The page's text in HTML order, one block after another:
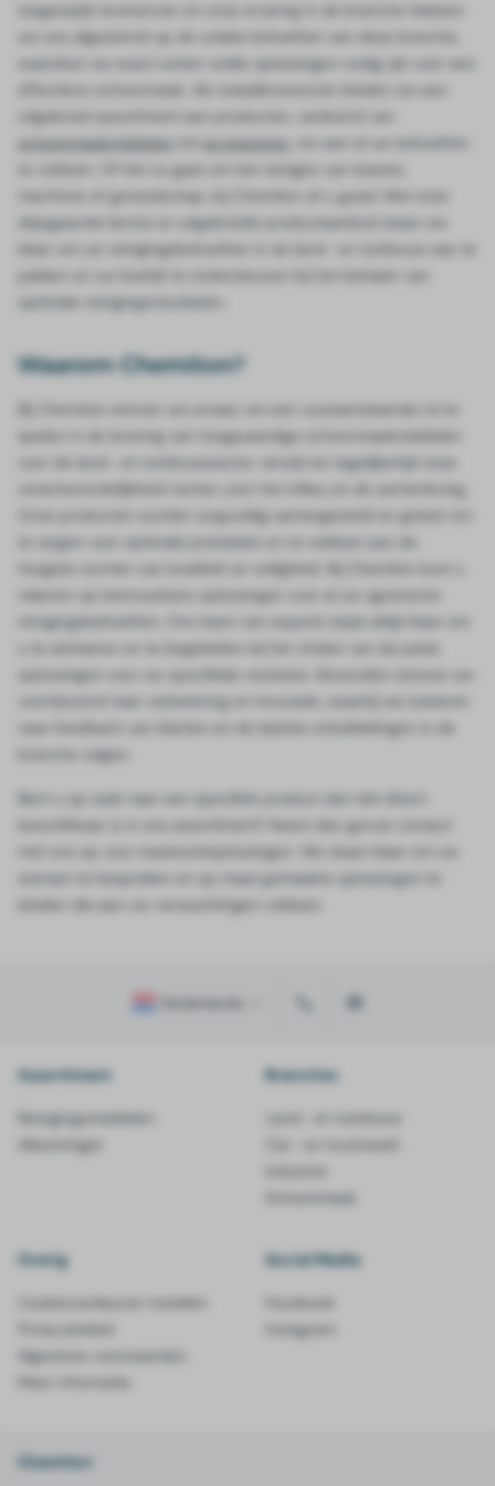
toegewijde leverancier en onze ervaring in de branche hebben
we ons afgestemd op de unieke behoeften van deze branche,
waardoor we exact weten welke oplossingen nodig zijn voor een
effectieve schoonmaak. Als totaalleverancier bieden we een
uitgebreid assortiment aan producten, variërend van
schoonmaakmiddelen
accessoires
, om aan al uw behoeften
te voldoen. Of het nu gaat om het reinigen van kassen,
machines of gereedschap, bij Chemiton zit u goed. Met onze
diepgaande kennis en uitgebreide productaanbod staan we
klaar om uw reinigingsbehoeften in de land- en tuinbouw aan te
pakken en uw bedrijf te ondersteunen bij het behalen van
optimale reinigingsresultaten.
Waarom Chemiton?
Bij Chemiton streven we ernaar om een vooraanstaande rol te
spelen in de levering van hoogwaardige schoonmaakmiddelen
voor de land- en tuinbouwsector, terwijl we tegelijkertijd onze
verantwoordelijkheid nemen voor het milieu en de samenleving.
Onze producten worden zorgvuldig samengesteld en getest om
te zorgen voor optimale prestaties en te voldoen aan de
hoogste normen van kwaliteit en veiligheid. Bij Chemiton kunt u
rekenen op betrouwbare oplossingen voor al uw agrarische
reinigingsbehoeften. Ons team van experts staat altijd klaar om
u te adviseren en te begeleiden bij het vinden van de juiste
oplossingen voor uw specifieke vereisten. Bovendien streven we
voortdurend naar verbetering en innovatie, waarbij we luisteren
naar feedback van klanten en de laatste ontwikkelingen in de
branche volgen.
Bent u op zoek naar een specifiek product dat niet direct
beschikbaar is in ons assortiment? Neem dan gerust contact
met ons op voor maatwerkoplossingen. We staan klaar om uw
wensen te bespreken en op maat gemaakte oplossingen te
bieden die aan uw verwachtingen voldoen.
Assortiment
Reinigingsmiddelen
Allesreiniger
Branches
Schoonmaak
Overig
Algemene voorwaarden
Meer informatie
Social Media
Instagram
Chemiton